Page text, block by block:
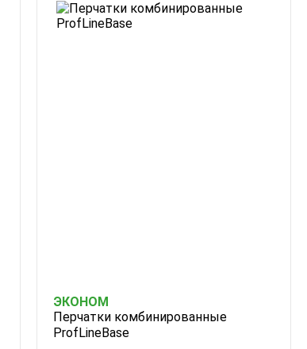
ЭКОНОМ
Перчатки комбинированные
ProfLineBase